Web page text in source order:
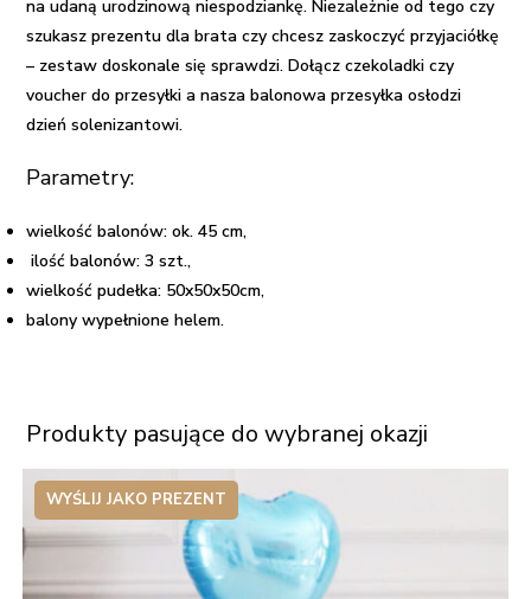
na udaną urodzinową niespodziankę. Niezależnie od tego czy
szukaszprezentu dla brata czy chcesz zaskoczyć przyjaciółkę
– zestaw doskonale się sprawdzi. Dołącz czekoladki czy
voucher do przesyłki a nasza balonowa przesyłka osłodzi
dzień solenizantowi.
Parametry:
wielkość balonów: ok. 45 cm,
ilość balonów: 3 szt.,
wielkość pudełka: 50x50x50cm,
balony wypełnione helem.
Produkty pasujące do wybranej okazji
WYŚLIJ JAKO PREZENT